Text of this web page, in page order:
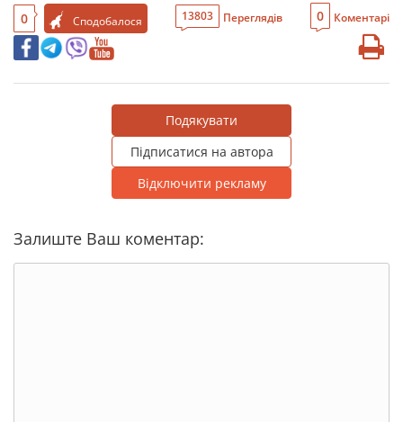
0 Сподобалося 13803 Переглядів 0 Коментарі
Подякувати
Підписатися на автора
Відключити рекламу
Залиште Ваш коментар: